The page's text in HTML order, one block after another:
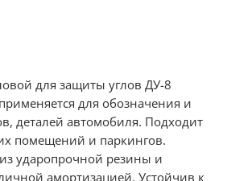
для защиты углов ДУ-8
для обозначения и
деталей автомобиля. Подходит
помещений и паркингов.
ударопрочной резины и
амортизацией. Устойчив к